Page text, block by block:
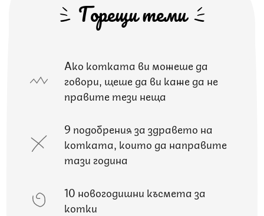
Горещи теми
Ако котката ви можеше да
говори, щеше да ви каже да не
правите тези неща
9 подобрения за здравето на
котката, които да направите
тази година
10 новогодишни късмета за
котки